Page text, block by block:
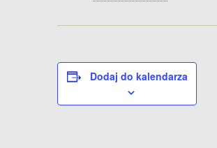
Dodaj do kalendarza